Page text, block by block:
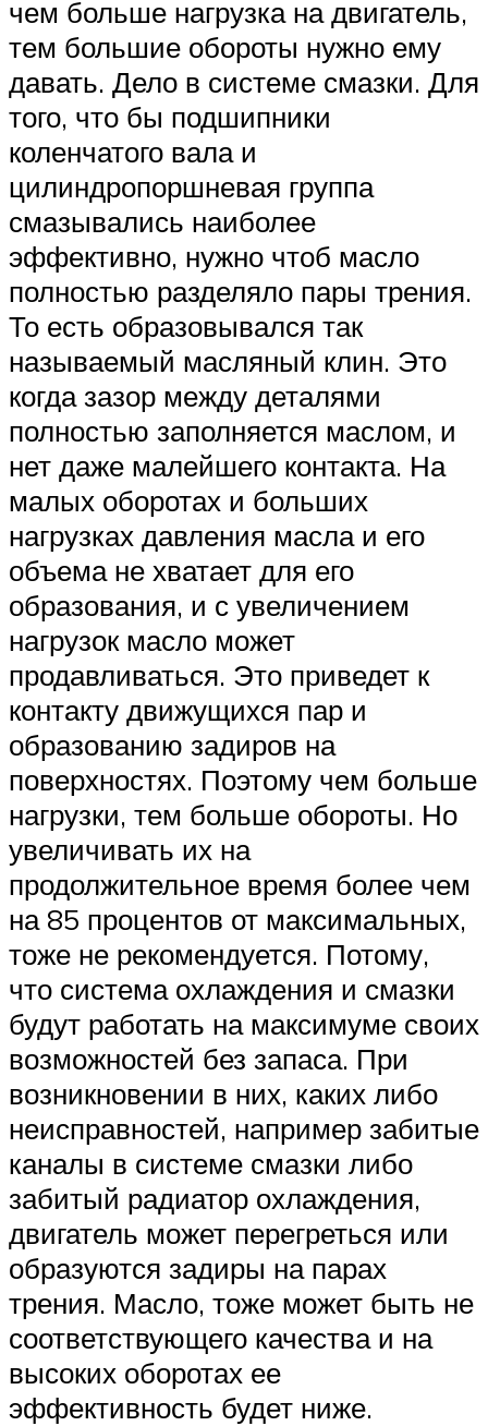
чем больше нагрузка на двигатель,
тем большие обороты нужно ему
давать. Дело в системе смазки. Для
того, что бы подшипники
коленчатого вала и
цилиндропоршневая группа
смазывались наиболее
эффективно, нужно чтоб масло
полностью разделяло пары трения.
То есть образовывался так
называемый масляный клин. Это
когда зазор между деталями
полностью заполняется маслом, и
нет даже малейшего контакта. На
малых оборотах и больших
нагрузках давления масла и его
объема не хватает для его
образования, и с увеличением
нагрузок масло может
продавливаться. Это приведет к
контакту движущихся пар и
образованию задиров на
поверхностях. Поэтому чем больше
нагрузки, тем больше обороты. Но
увеличивать их на
продолжительное время более чем
на 85 процентов от максимальных,
тоже не рекомендуется. Потому,
что система охлаждения и смазки
будут работать на максимуме своих
возможностей без запаса. При
возникновении в них, каких либо
неисправностей, например забитые
каналы в системе смазки либо
забитый радиатор охлаждения,
двигатель может перегреться или
образуются задиры на парах
трения. Масло, тоже может быть не
соответствующего качества и на
высоких оборотах ее
эффективность будет ниже.